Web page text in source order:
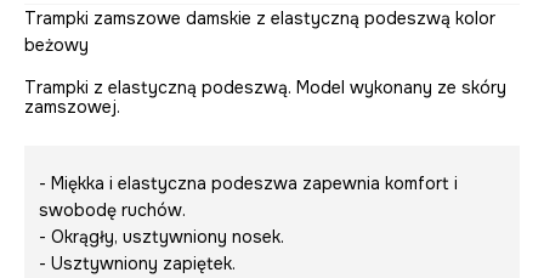
Trampki zamszowe damskie z elastyczną podeszwą kolor
beżowy
Trampki z elastyczną podeszwą. Model wykonany ze skóry
zamszowej.
- Miękka i elastyczna podeszwa zapewnia komfort i
swobodę ruchów.
- Okrągły, usztywniony nosek.
- Usztywniony zapiętek.